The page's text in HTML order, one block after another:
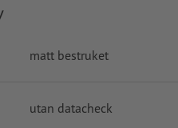
matt bestruket
utan datacheck